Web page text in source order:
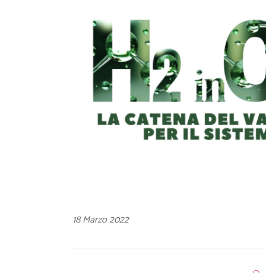
18 Marzo 2022